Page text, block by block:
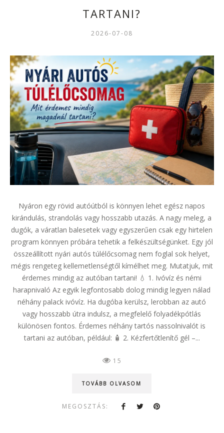
TARTANI?
2026-07-08
Nyáron egy rövid autóútból is könnyen lehet egész napos
kirándulás, strandolás vagy hosszabb utazás. A nagy meleg, a
dugók, a váratlan balesetek vagy egyszerűen csak egy hirtelen
program könnyen próbára tehetik a felkészültségünket. Egy jól
összeállított nyári autós túlélőcsomag nem foglal sok helyet,
mégis rengeteg kellemetlenségtől kímélhet meg. Mutatjuk, mit
érdemes mindig az autóban tartani! 💧 1. Ivóvíz és némi
harapnivaló Az egyik legfontosabb dolog mindig legyen nálad
néhány palack ivóvíz. Ha dugóba kerülsz, lerobban az autó
vagy hosszabb útra indulsz, a megfelelő folyadékpótlás
különösen fontos. Érdemes néhány tartós nassolnivalót is
tartani az autóban, például: 🧴 2. Kézfertőtlenítő gél –...
15
TOVÁBB OLVASOM
MEGOSZTÁS: